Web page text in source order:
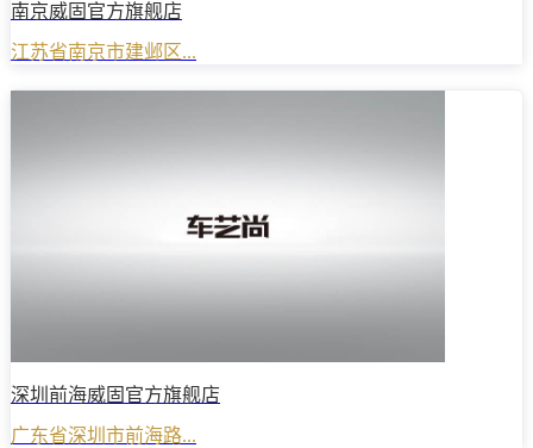
南京威固官方旗舰店
江苏省南京市建邺区...
深圳前海威固官方旗舰店
广东省深圳市前海路...